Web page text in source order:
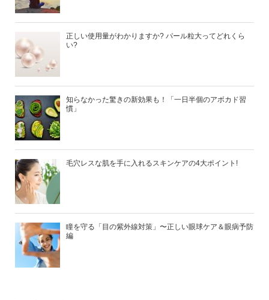
正しい使用量がわかりますか? パール粒大ってどれくら
い?
知らなかった驚きの新効果も！「一日半個のアボカド習
慣」
毛穴レスな肌を手に入れるスキンケアの4大ポイント!
瞳を守る「目の紫外線対策」〜正しい眼球ケア＆眼病予防
編